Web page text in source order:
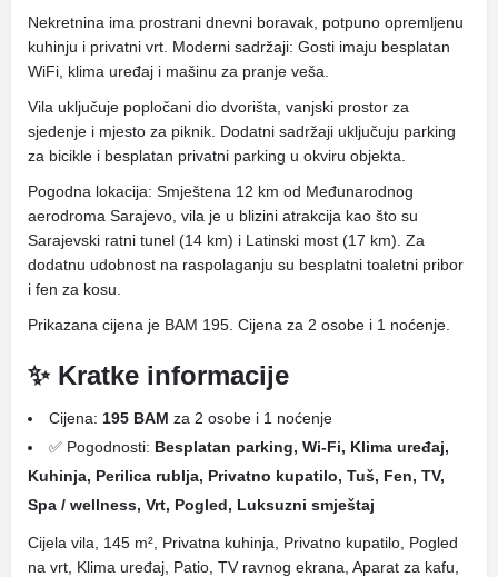
Nekretnina ima prostrani dnevni boravak, potpuno opremljenu
kuhinju i privatni vrt. Moderni sadržaji: Gosti imaju besplatan
WiFi, klima uređaj i mašinu za pranje veša.
Vila uključuje popločani dio dvorišta, vanjski prostor za
sjedenje i mjesto za piknik. Dodatni sadržaji uključuju parking
za bicikle i besplatan privatni parking u okviru objekta.
Pogodna lokacija: Smještena 12 km od Međunarodnog
aerodroma Sarajevo, vila je u blizini atrakcija kao što su
Sarajevski ratni tunel (14 km) i Latinski most (17 km). Za
dodatnu udobnost na raspolaganju su besplatni toaletni pribor
i fen za kosu.
Prikazana cijena je BAM 195. Cijena za 2 osobe i 1 noćenje.
✨ Kratke informacije
Cijena: 195 BAM za 2 osobe i 1 noćenje
✅ Pogodnosti: Besplatan parking, Wi-Fi, Klima uređaj,
Kuhinja, Perilica rublja, Privatno kupatilo, Tuš, Fen, TV,
Spa / wellness, Vrt, Pogled, Luksuzni smještaj
Cijela vila, 145 m², Privatna kuhinja, Privatno kupatilo, Pogled
na vrt, Klima uređaj, Patio, TV ravnog ekrana, Aparat za kafu,